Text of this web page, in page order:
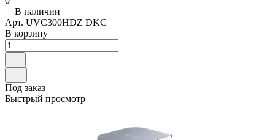
В наличии
Арт. UVC300HDZ DKC
В корзину
Под заказ
Быстрый просмотр